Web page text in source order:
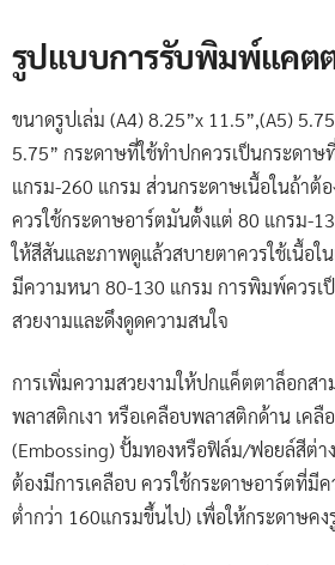
รูปแบบการรับพิมพ์แคต
ขนาดรูปเล่ม (A4) 8.25”x 11.5”,(A5)
5.75” กระดาษที่ใช้ทำปกควรเป็นกระดา
แกรม-260 แกรม ส่วนกระดาษเนื้อในถ้าต้
ควรใช้กระดาษอาร์ตมันตั้งแต่ 80 แกรม-
ให้สีสันและภาพดูแล้วสบายตาควรใช้เนื้อใ
มีความหนา 80-130 แกรม การพิมพ์ควรเ
สวยงามและดึงดูดความสนใจ
การเพิ่มความสวยงามให้ปกแค็ตตาล็อกสา
พลาสติกเงา หรือเคลือบพลาสติกด้าน เค
(Embossing) ปั้มทองหรือฟิล์ม/ฟอยล์สีต่า
ต้องมีการเคลือบ ควรใช้กระดาษอาร์ตที่มี
ต่ำกว่า 160แกรมขึ้นไป) เพื่อให้กระดาษค